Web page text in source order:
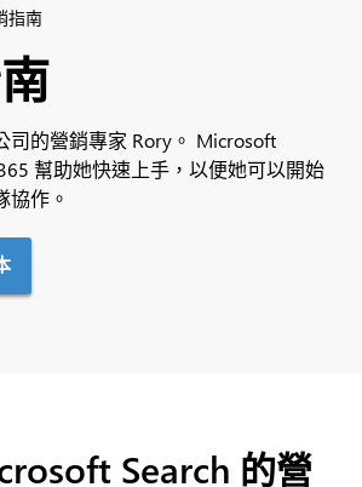
指南
司的營銷專家 Rory。 Microsoft
幫助她快速上手，以便她可以開始
協作。
Search 的營